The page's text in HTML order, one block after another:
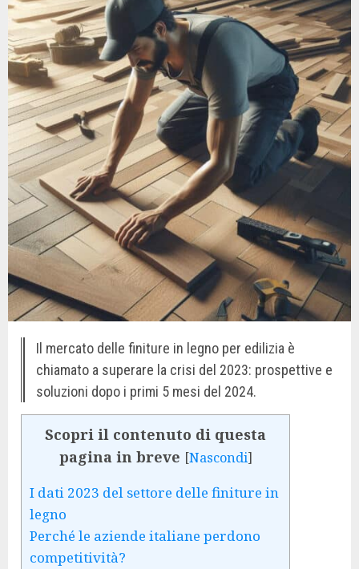
Il mercato delle finiture in legno per edilizia è
chiamato a superare la crisi del 2023: prospettive e
soluzioni dopo i primi 5 mesi del 2024.
Scopri il contenuto di questa
pagina in breve [Nascondi]
I dati 2023 del settore delle finiture in
legno
Perché le aziende italiane perdono
competitività?